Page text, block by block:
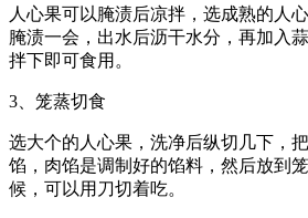
人心果可以腌渍后凉拌，选成熟的人
腌渍一会，出水后沥干水分，再加入
拌下即可食用。
3、笼蒸切食
选大个的人心果，洗净后纵切几下，
馅，肉馅是调制好的馅料，然后放到
候，可以用刀切着吃。